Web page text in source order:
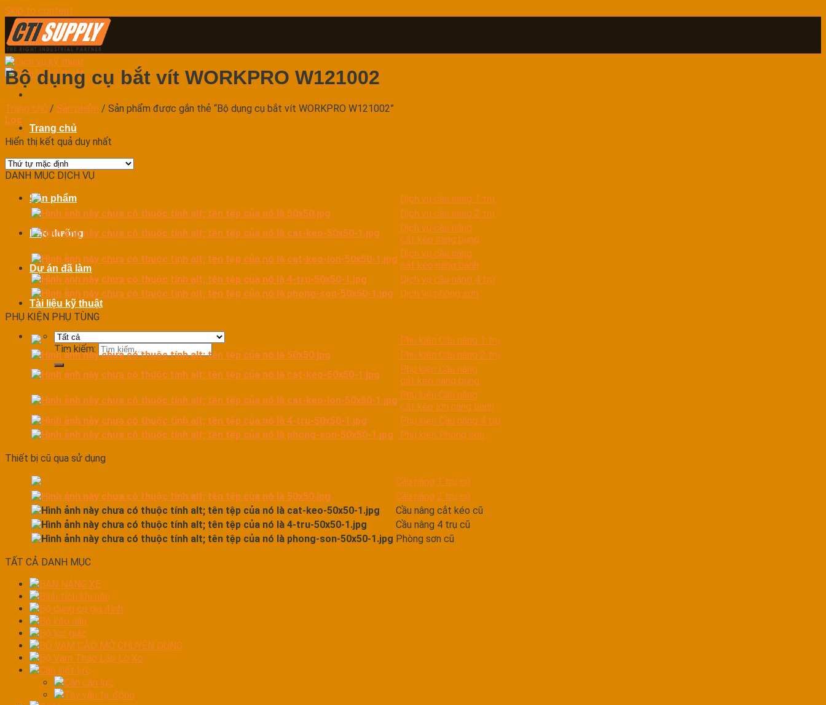
Skip to content
Trang chủ
Dịch vụ
Sản phẩm
Bảo dưỡng
Dự án đã làm
Tài liệu kỹ thuật
Tìm kiếm:
Bộ dụng cụ bắt vít WORKPRO W121002
Trang chủ / Sản phẩm / Sản phẩm được gắn thẻ “Bộ dụng cụ bắt vít WORKPRO W121002”
Lọc
Hiển thị kết quả duy nhất
DANH MỤC DỊCH VỤ
Dịch vụ cầu nâng 1 trụ
Dịch vụ cầu nâng 2 trụ
Dịch vụ cầu nâng
cắt kéo nâng bụng
Dịch vụ cầu nâng
cắt kéo nâng bánh
Dịch vụ cầu nâng 4 trụ
Dịch vụ phòng sơn
PHỤ KIỆN PHỤ TÙNG
Phụ kiện Cầu nâng 1 trụ
Phụ kiện Cầu nâng 2 trụ
Phụ kiện Cầu nâng
cắt kéo nâng bụng
Phụ kiện Cầu nâng
cắt kéo lớn nâng bánh
Phụ kiện Cầu nâng 4 trụ
Phụ kiện Phòng sơn
Thiết bị cũ qua sử dụng
Cầu nâng 1 trụ cũ
Cầu nâng 2 trụ cũ
Cầu nâng cắt kéo cũ
Cầu nâng 4 trụ cũ
Phòng sơn cũ
TẤT CẢ DANH MỤC
BÀN NÁNG XE
Bình tích khí nén
Bộ dụng cụ gia đình
Bộ kéo nắn
Bộ lục giác
BỘ VAM CẢO MỞ CHUYÊN DỤNG
Bộ Vam Tháo Lắp Lò Xo
Cần xiết lực
Cần cân lực
Tay vặn tự động